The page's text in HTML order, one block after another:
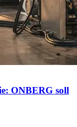
ONBERG soll